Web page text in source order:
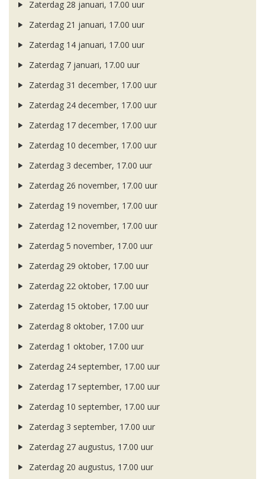
Zaterdag 28 januari, 17.00 uur
Zaterdag 21 januari, 17.00 uur
Zaterdag 14 januari, 17.00 uur
Zaterdag 7 januari, 17.00 uur
Zaterdag 31 december, 17.00 uur
Zaterdag 24 december, 17.00 uur
Zaterdag 17 december, 17.00 uur
Zaterdag 10 december, 17.00 uur
Zaterdag 3 december, 17.00 uur
Zaterdag 26 november, 17.00 uur
Zaterdag 19 november, 17.00 uur
Zaterdag 12 november, 17.00 uur
Zaterdag 5 november, 17.00 uur
Zaterdag 29 oktober, 17.00 uur
Zaterdag 22 oktober, 17.00 uur
Zaterdag 15 oktober, 17.00 uur
Zaterdag 8 oktober, 17.00 uur
Zaterdag 1 oktober, 17.00 uur
Zaterdag 24 september, 17.00 uur
Zaterdag 17 september, 17.00 uur
Zaterdag 10 september, 17.00 uur
Zaterdag 3 september, 17.00 uur
Zaterdag 27 augustus, 17.00 uur
Zaterdag 20 augustus, 17.00 uur